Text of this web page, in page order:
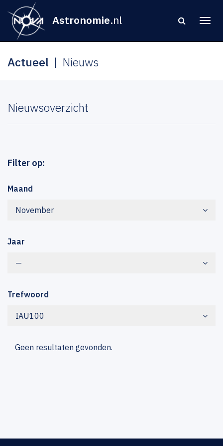
Astronomie.nl
Actueel Nieuws
Nieuwsoverzicht
Filter op:
Maand
November
Jaar
—
Trefwoord
IAU100
Geen resultaten gevonden.